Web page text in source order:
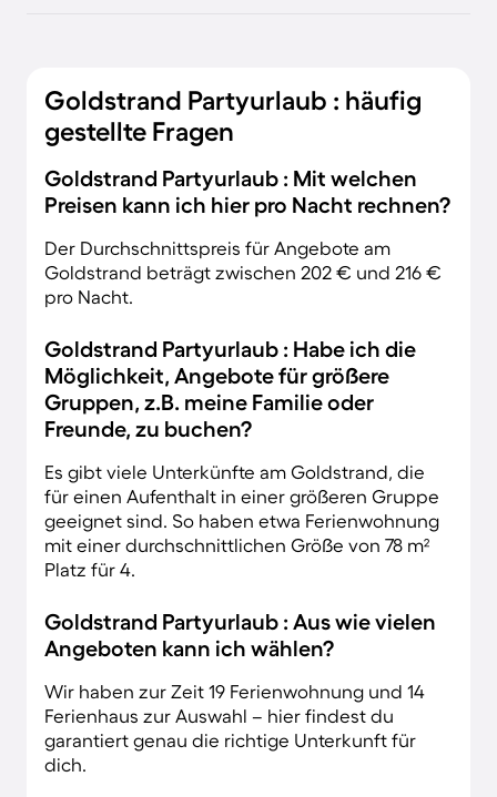
Goldstrand Partyurlaub : häufig
gestellte Fragen
Goldstrand Partyurlaub : Mit welchen
Preisen kann ich hier pro Nacht rechnen?
Der Durchschnittspreis für Angebote am
Goldstrand beträgt zwischen 202 € und 216 €
pro Nacht.
Goldstrand Partyurlaub : Habe ich die
Möglichkeit, Angebote für größere
Gruppen, z.B. meine Familie oder
Freunde, zu buchen?
Es gibt viele Unterkünfte am Goldstrand, die
für einen Aufenthalt in einer größeren Gruppe
geeignet sind. So haben etwa Ferienwohnung
mit einer durchschnittlichen Größe von 78 m²
Platz für 4.
Goldstrand Partyurlaub : Aus wie vielen
Angeboten kann ich wählen?
Wir haben zur Zeit 19 Ferienwohnung und 14
Ferienhaus zur Auswahl – hier findest du
garantiert genau die richtige Unterkunft für
dich.